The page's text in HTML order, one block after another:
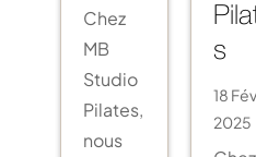
Chez
MB
Studio
Pilates,
nous
s
18 Fév
2025